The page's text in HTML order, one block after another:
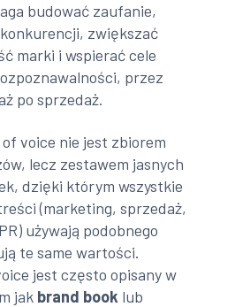
budować zaufanie,
zwiększać
marki i wspierać cele
przez
po sprzedaż.
voice nie jest zbiorem
lecz zestawem jasnych
dzięki którym wszystkie
(marketing, sprzedaż,
używają podobnego
te same wartości.
jest często opisany w
jak brand book lub